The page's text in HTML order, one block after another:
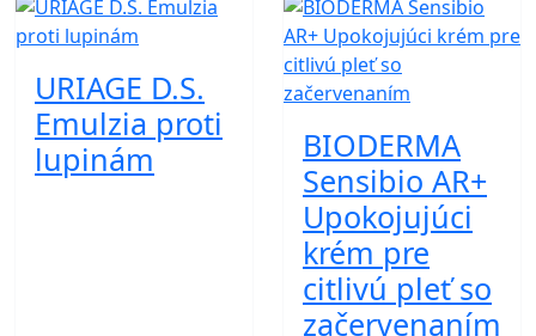
URIAGE D.S.
Emulzia proti
lupinám
BIODERMA
Sensibio AR+
Upokojujúci
krém pre
citlivú pleť so
začervenaním